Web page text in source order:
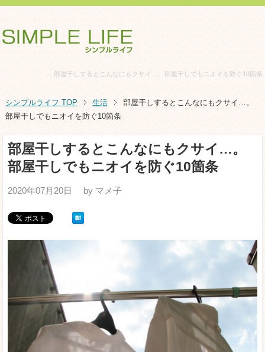
部屋干しするとこんなにもクサイ…。部屋干しでもニオイを防ぐ10箇条
シンプルライフ TOP 生活
部屋干しするとこんなにもクサイ…。
部屋干しでもニオイを防ぐ10箇条
部屋干しするとこんなにもクサイ…。
部屋干しでもニオイを防ぐ10箇条
2020年07月20日 by マメ子